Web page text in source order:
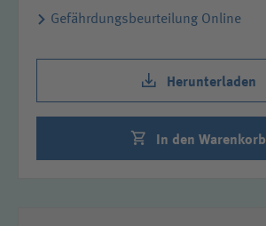
Gefährdungsbeurteilung Online
Herunterladen
In den Warenkorb